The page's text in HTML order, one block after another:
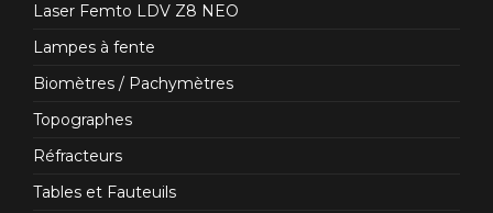
Laser Femto LDV Z8 NEO
Lampes à fente
Biomètres / Pachymètres
Topographes
Réfracteurs
Tables et Fauteuils